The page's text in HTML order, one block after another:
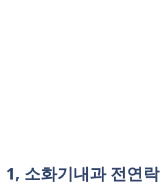
1, 소화기내과 전연락